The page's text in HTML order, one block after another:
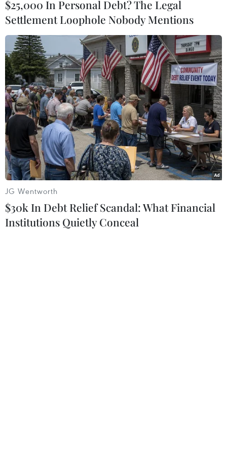
TIN LIÊN QUAN
$25,000 In Personal Debt? The Legal
Settlement Loophole Nobody Mentions
JG Wentworth
$30k In Debt Relief Scandal: What Financial
Institutions Quietly Conceal